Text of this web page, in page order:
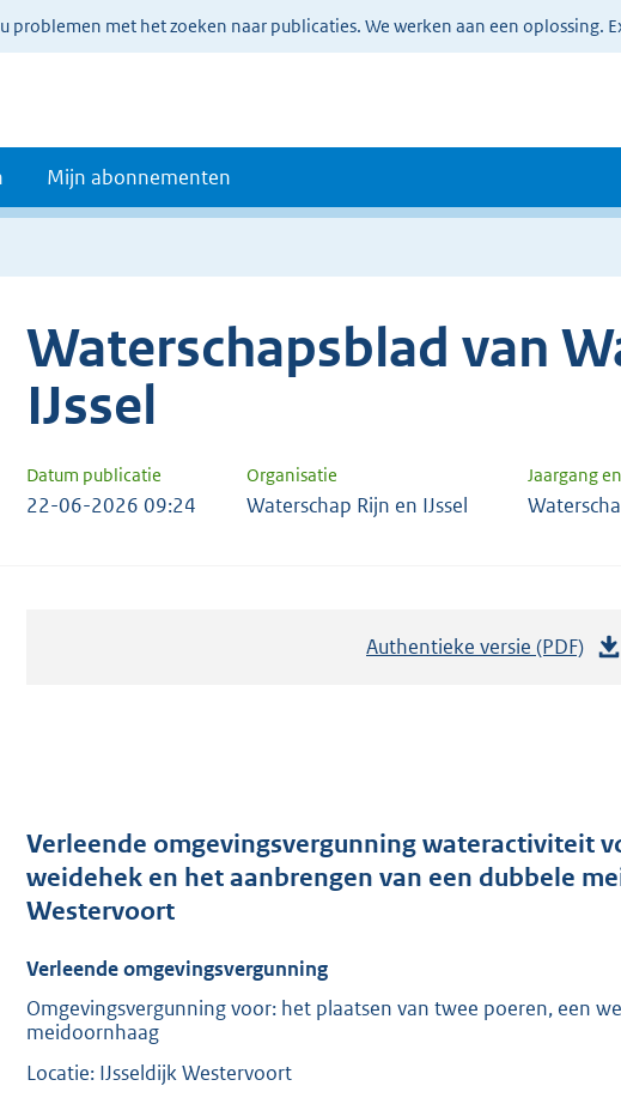
problemen met het zoeken naar publicaties. We werken aan een oplossing.
Mijn abonnementen
Waterschapsblad van
IJssel
Datum publicatie Organisatie Jaargang
22-06-2026 09:24 Waterschap Rijn en IJssel
Authentieke versie (PDF)
d
s
o
Verleende omgevingsvergunning wateractiviteit
weidehek en het aanbrengen van een dubbele
Westervoort
Verleende omgevingsvergunning
Omgevingsvergunning voor: het plaatsen van twee poeren, een
meidoornhaag
Locatie: IJsseldijk Westervoort